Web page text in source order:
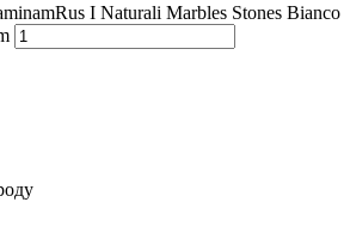
I Naturali Marbles Stones Bianco